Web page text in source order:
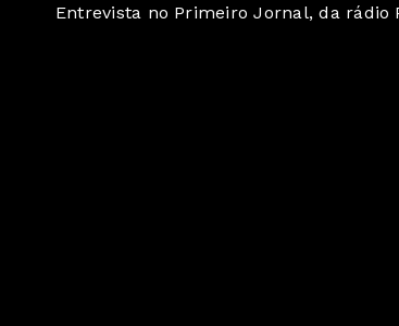
Entrevista no Primeiro Jornal, da rádio